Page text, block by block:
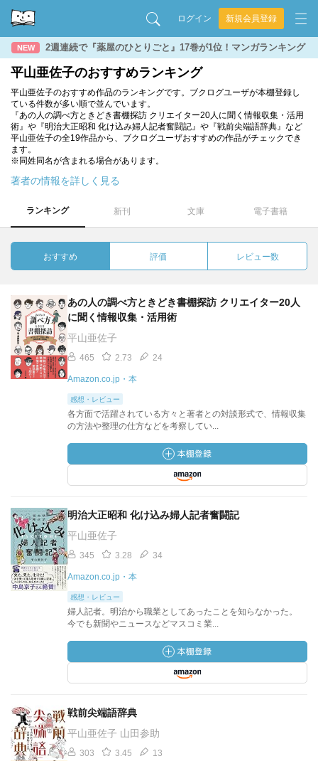
ログイン 新規会員登録
NEW 2週連続で『薬屋のひとりごと』17巻が1位！マンガランキング
平山亜佐子のおすすめランキング
平山亜佐子のおすすめ作品のランキングです。ブクログユーザが本棚登録し
ている件数が多い順で並んでいます。
『あの人の調べ方ときどき書棚探訪 クリエイター20人に聞く情報収集・活用
術』や『明治大正昭和 化け込み婦人記者奮闘記』や『戦前尖端語辞典』など
平山亜佐子の全19作品から、ブクログユーザおすすめの作品がチェックでき
ます。
※同姓同名が含まれる場合があります。
著者の情報を詳しく見る
ランキング 新刊 文庫 電子書籍
おすすめ 評価 レビュー数
あの人の調べ方ときどき書棚探訪 クリエイター20人
に聞く情報収集・活用術
平山亜佐子
465 2.73 24
Amazon.co.jp・本
感想・レビュー
各方面で活躍されている方々と著者との対談形式で、情報収集
の方法や整理の仕方などを考察してい...
明治大正昭和 化け込み婦人記者奮闘記
平山亜佐子
345 3.28 34
Amazon.co.jp・本
感想・レビュー
婦人記者。明治から職業としてあったことを知らなかった。
今でも新聞やニュースなどマスコミ業...
戦前尖端語辞典
平山亜佐子 山田参助
303 3.45 13